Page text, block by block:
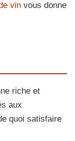
vin vous donne
riche et
aux
quoi satisfaire